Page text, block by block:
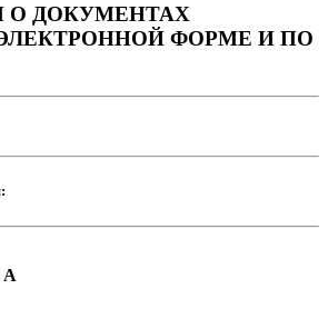
ДОКУМЕНТАХ
ФОРМЕ И ПО
А